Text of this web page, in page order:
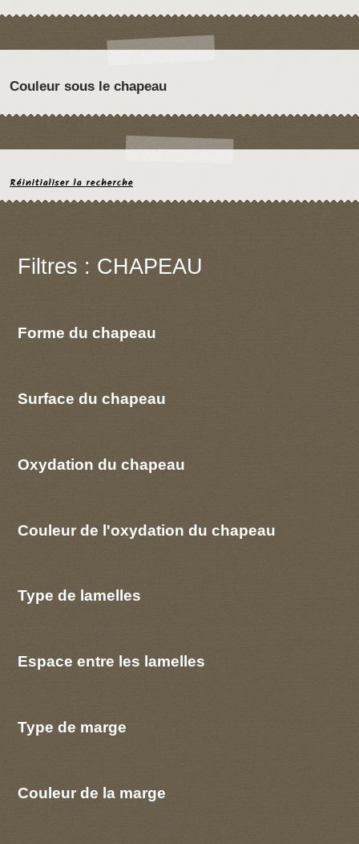
Couleur sous le chapeau
Réinitialiser la recherche
Filtres : CHAPEAU
Forme du chapeau
Surface du chapeau
Oxydation du chapeau
Couleur de l'oxydation du chapeau
Type de lamelles
Espace entre les lamelles
Type de marge
Couleur de la marge